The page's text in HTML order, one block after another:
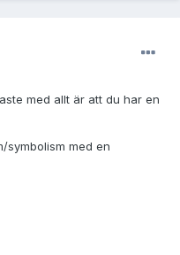
med allt är att du har en
symbolism med en